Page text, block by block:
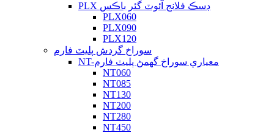
PLX ڊسڪ فلانج آئوٽ گئر باڪس
PLX060
PLX090
PLX120
سوراخ گردش پليٽ فارم
NT-معياري سوراخ گھمڻ پليٽ فارم
NT060
NT085
NT130
NT200
NT280
NT450